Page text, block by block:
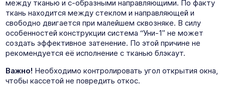
между тканью и с-образными направляющими. По факту
ткань находится между стеклом и направляющей и
свободно двигается при малейшем сквозняке. В силу
особенностей конструкции система “Уни-1” не может
создать эффективное затенение. По этой причине не
рекомендуется её исполнение с тканью блэкаут.
Важно! Необходимо контролировать угол открытия окна,
чтобы кассетой не повредить откос.